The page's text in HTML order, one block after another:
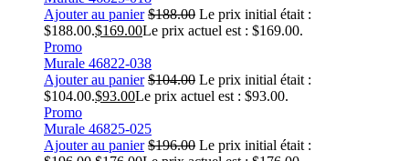
Ajouter au panier $188.00 Le prix initial était :
$188.00.$169.00Le prix actuel est : $169.00.
Promo
Murale 46822-038
Ajouter au panier $104.00 Le prix initial était :
$104.00.$93.00Le prix actuel est : $93.00.
Promo
Murale 46825-025
Ajouter au panier $196.00 Le prix initial était :